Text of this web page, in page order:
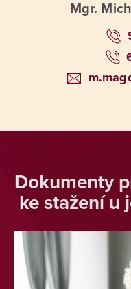
Mgr.
Dokumenty
ke stažení u